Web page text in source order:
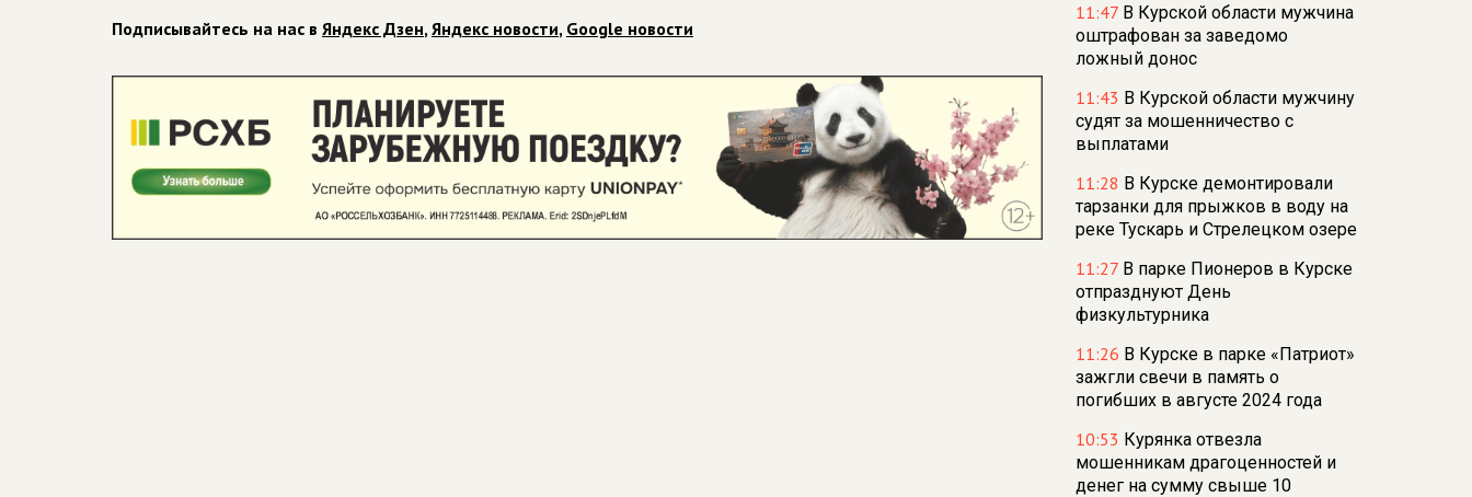
Подписывайтесь на нас в Яндекс Дзен,Яндекс новости, Google новости
11:47 В Курской области мужчина
оштрафован за заведомо
ложный донос
11:43 В Курской области мужчину
судят за мошенничество с
выплатами
11:28 В Курске демонтировали
тарзанки для прыжков в воду на
реке Тускарь и Стрелецком озере
11:27 В парке Пионеров в Курске
отпразднуют День
физкультурника
11:26 В Курске в парке «Патриот»
зажгли свечи в память о
погибших в августе 2024 года
10:53 Курянка отвезла
мошенникам драгоценностей и
денег на сумму свыше 10